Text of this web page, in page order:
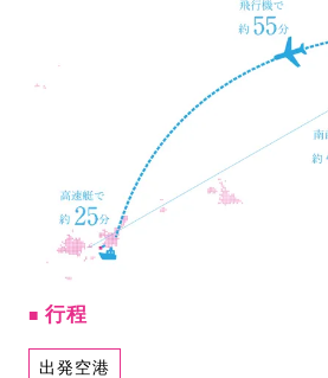
■ 行程
出発空港